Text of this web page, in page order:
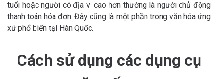
tuổi hoặc người có địa vị cao hơn thường là người chủ động
thanh toán hóa đơn. Đây cũng là một phần trong văn hóa ứng
xử phổ biến tại Hàn Quốc.
Cách sử dụng các dụng cụ